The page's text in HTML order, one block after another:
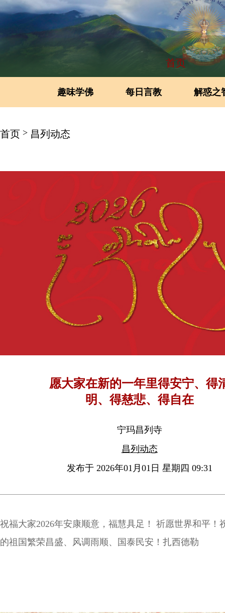
首页
趣味学佛 每日言教 解惑之
首页 > 昌列动态
愿大家在新的一年里得安宁、得
明、得慈悲、得自在
宁玛昌列寺
昌列动态
发布于 2026年01月01日 星期四 09:31
祝福大家2026年安康顺意，福慧具足！ 祈愿世界和平！
的祖国繁荣昌盛、风调雨顺、国泰民安！扎西德勒